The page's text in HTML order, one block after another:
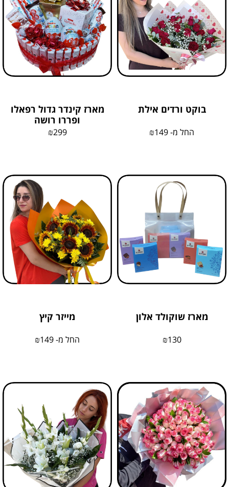
בוקט ורדים אילת
החל מ- ₪149
מארז קינדר גדול רפאלו
ופררו רושה
₪299
מארז שוקולד אלון
₪130
מייזר קיץ
החל מ- ₪149